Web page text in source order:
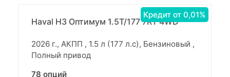
Кредит от 0,01%
Haval H3 Оптимум 1.5T/177 7RT 4WD
2026 г., АКПП , 1.5 л (177 л.с), Бензиновый ,
Полный привод
78 опций